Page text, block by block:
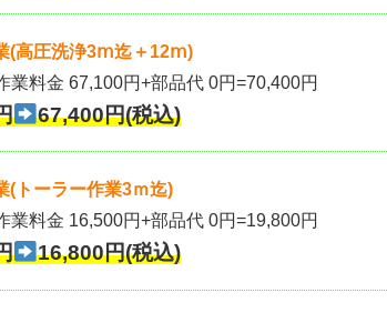
(高圧洗浄3ⅿ迄＋12ⅿ)
業料金 67,100円+部品代 0円=70,400円
67,400円(税込)
(トーラー作業3ｍ迄)
業料金 16,500円+部品代 0円=19,800円
16,800円(税込)